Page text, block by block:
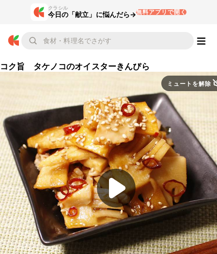
クラシル
今日の「献立」に悩んだら→無料アプリで開く
コク旨 タケノコのオイスターきんぴら
ミュートを解除